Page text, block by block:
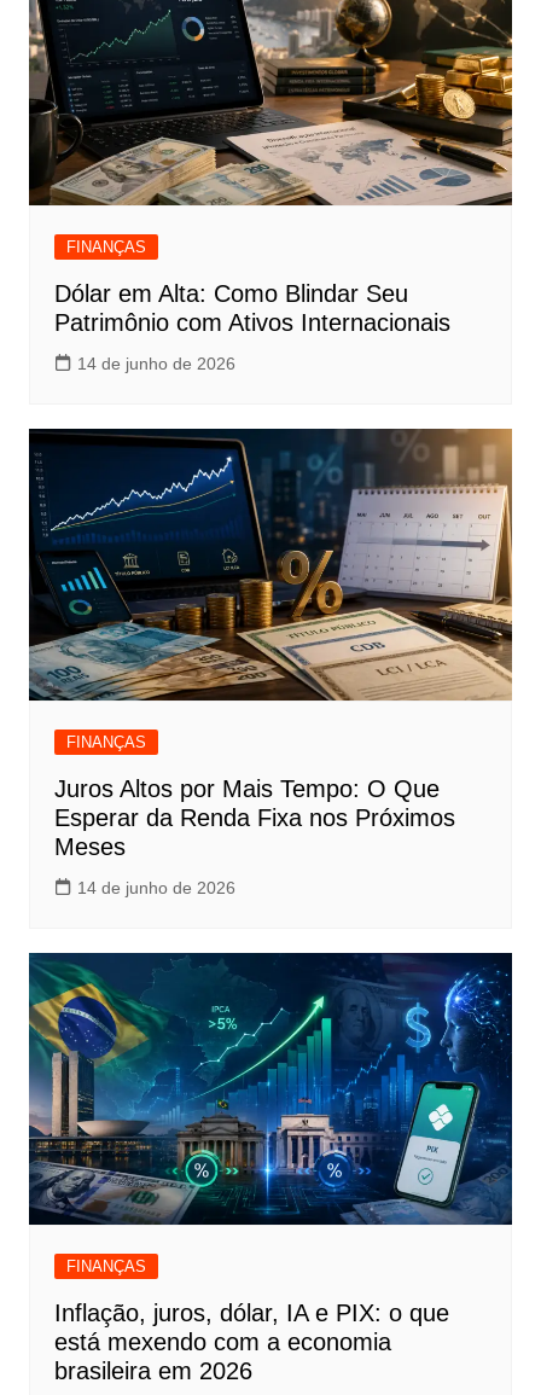
FINANÇAS
Dólar em Alta: Como Blindar Seu
Patrimônio com Ativos Internacionais
14 de junho de 2026
FINANÇAS
Juros Altos por Mais Tempo: O Que
Esperar da Renda Fixa nos Próximos
Meses
14 de junho de 2026
FINANÇAS
Inflação, juros, dólar, IA e PIX: o que
está mexendo com a economia
brasileira em 2026